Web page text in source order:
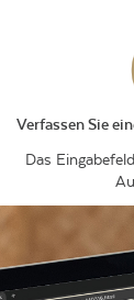
Verfassen Sie
Das